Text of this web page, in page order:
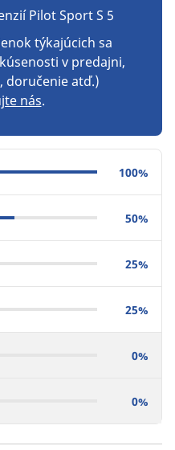
Pilot Sport S 5
týkajúcich sa
v predajni,
doručenie atď.)
nás.
100%
50%
25%
25%
0%
0%